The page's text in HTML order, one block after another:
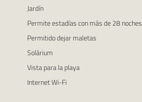
Jardín
Permite estadías con más de 28 noches
Permitido dejar maletas
Solárium
Vista para la playa
Internet Wi-Fi